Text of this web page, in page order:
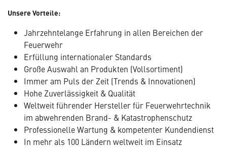
Unsere Vorteile:
Jahrzehntelange Erfahrung in allen Bereichen der
Feuerwehr
Erfüllung internationaler Standards
Große Auswahl an Produkten (Vollsortiment)
Immer am Puls der Zeit (Trends & Innovationen)
Hohe Zuverlässigkeit & Qualität
Weltweit führender Hersteller für Feuerwehrtechnik
im abwehrenden Brand- & Katastrophenschutz
Professionelle Wartung & kompetenter Kundendienst
In mehr als 100 Ländern weltweit im Einsatz